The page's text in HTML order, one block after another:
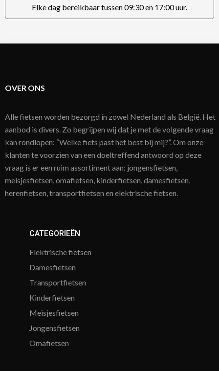
Elke dag bereikbaar tussen 09:30 en 17:00 uur.
OVER ONS
Alle fietsen worden bezorgd in zowel Nederland als België. Het
aanbod is divers. Zo begrijpen wij dat je met de volgende vraag
kan rondlopen: “Welke fiets past het best bij mij?”. Om onze
klanten te voorzien van een doeltreffend antwoord op deze
vraag is er een ruim assortiment aan: jongensfietsen,
meisjesfietsen, omafietsen, kinderfietsen, damesfietsen,
herenfietsen, transportfietsen en elektrische fietsen.
CATEGORIEËN
Elektrische fietsen
Damesfietsen
Transportfietsen
Kinderfietsen
Meisjesfietsen
Jongensfietsen
Omafietsen